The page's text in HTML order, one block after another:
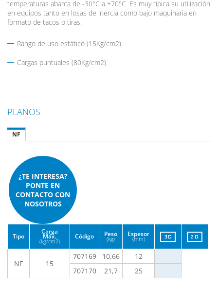
temperaturas abarca de -30°C a +70°C. Es muy típica su utilización
en equipos tanto en losas de inercia como bajo maquinaria en
formato de tacos o tiras.
Rango de uso estático (15Kg/cm2)
Cargas puntuales (80Kg/cm2)
PLANOS
NF
¿TE INTERESA?
PONTE EN
CONTACTO CON
NOSOTROS
Tipo
Carga
Máx.
(kg/cm2)
Código Peso
(kg)
Espesor
(mm)
NF 15
707169 10,66
12
707170
21,7 25